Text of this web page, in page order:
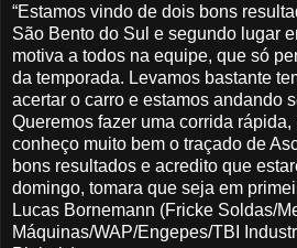
“Estamos vindo de dois bons
São Bento do Sul e segundo lugar
motiva a todos na equipe, que só
da temporada. Levamos bastante
acertar o carro e estamos andando
Queremos fazer uma corrida
conheço muito bem o traçado de
bons resultados e acredito que
domingo, tomara que seja em
Lucas Bornemann (Fricke Soldas/
Máquinas/WAP/Engepes/TBI